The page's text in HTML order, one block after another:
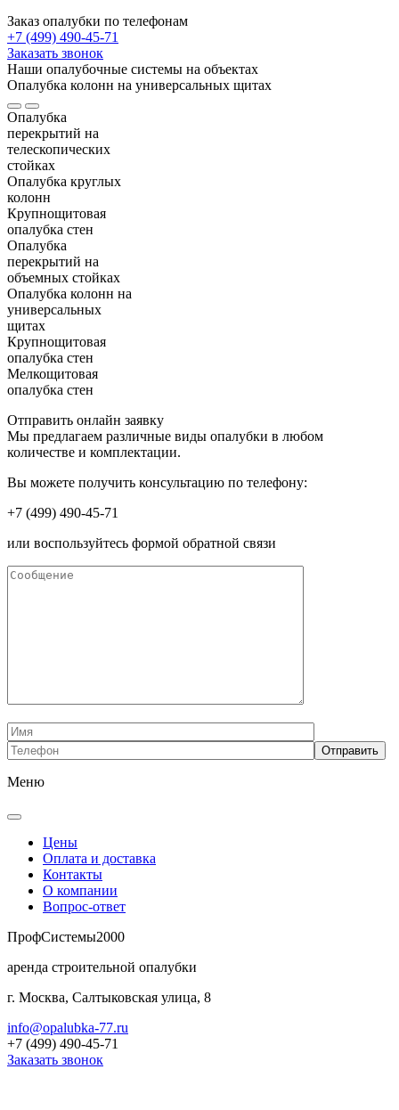
Заказ опалубки по телефонам
+7 (499) 490-45-71
Заказать звонок
Наши опалубочные системы на объектах
Опалубка колонн на универсальных щитах
Опалубка
перекрытий на
телескопических
стойках
Опалубка круглых
колонн
Крупнощитовая
опалубка стен
Опалубка
перекрытий на
объемных стойках
Опалубка колонн на
универсальных
щитах
Крупнощитовая
опалубка стен
Мелкощитовая
опалубка стен
Отправить онлайн заявку
Мы предлагаем различные виды опалубки в любом
количестве и комплектации.
Вы можете получить консультацию по телефону:
+7 (499) 490-45-71
или воспользуйтесь формой обратной связи
Меню
Цены
Оплата и доставка
Контакты
О компании
Вопрос-ответ
ПрофСистемы2000
аренда строительной опалубки
г. Москва, Салтыковская улица, 8
info@opalubka-77.ru
+7 (499) 490-45-71
Заказать звонок